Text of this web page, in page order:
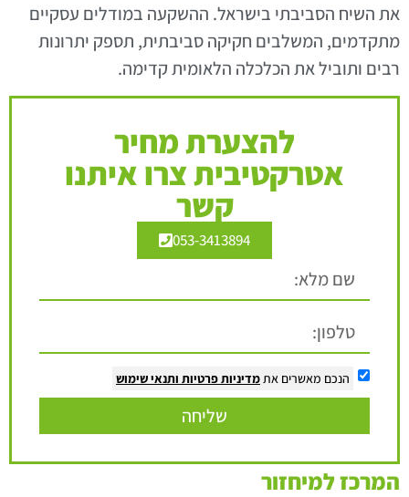
את השיח הסביבתי בישראל. ההשקעה במודלים עסקיים
מתקדמים, המשלבים חקיקה סביבתית, תספק יתרונות
רבים ותוביל את הכלכלה הלאומית קדימה.
להצערת מחיר
אטרקטיבית צרו איתנו
קשר
053-3413894
הנכם מאשרים אתמדיניות פרטיות ותנאי שימוש
שליחה
המרכז למיחזור